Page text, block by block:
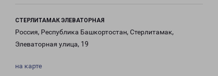
СТЕРЛИТАМАК ЭЛЕВАТОРНАЯ
Россия, Республика Башкортостан, Стерлитамак,
Элеваторная улица, 19
на карте